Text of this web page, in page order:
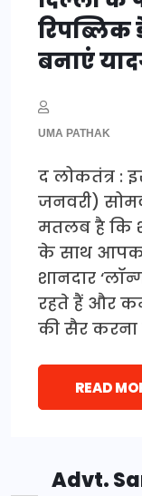
रिपब्लिक
बनाएं
UMA PATHAK
द लोकतंत्र :
जनवरी)
मतलब है कि
के साथ आपको
शानदार
रहते हैं और
की सैर करना
READ
Advt.